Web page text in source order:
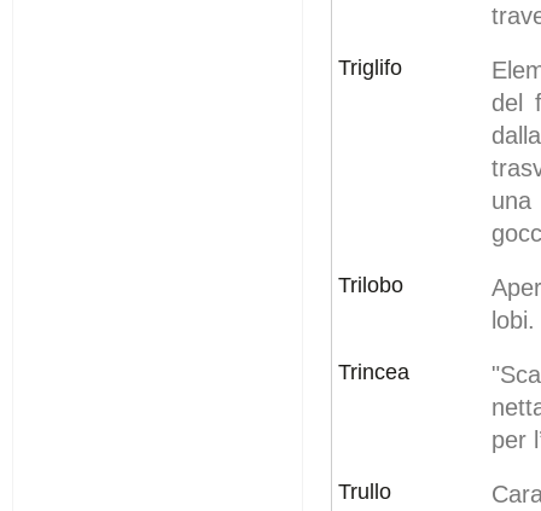
Triglifo
del
una
Trilobo
lobi.
Trincea
per
Trullo